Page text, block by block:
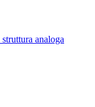
analoga